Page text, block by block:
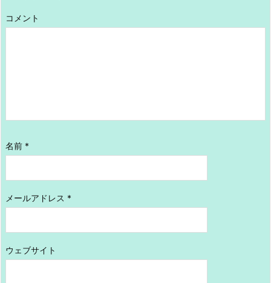
コメント
名前 *
メールアドレス *
ウェブサイト